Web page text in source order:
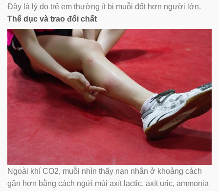
Đây là lý do trẻ em thường ít bị muỗi đốt hơn người lớn.
Thể dục và trao đổi chất
Ngoài khí CO2, muỗi nhìn thấy nạn nhân ở khoảng cách
gần hơn bằng cách ngửi mùi axít lactic, axít uric, ammonia